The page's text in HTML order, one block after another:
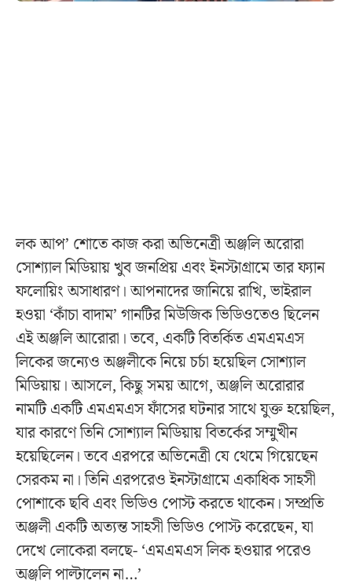
লক আপ’ শোতে কাজ করা অভিনেত্রী অঞ্জলি অরোরা
সোশ্যাল মিডিয়ায় খুব জনপ্রিয় এবং ইনস্টাগ্রামে তার ফ্যান
ফলোয়িং অসাধারণ। আপনাদের জানিয়ে রাখি, ভাইরাল
হওয়া ‘কাঁচা বাদাম’ গানটির মিউজিক ভিডিওতেও ছিলেন
এই অঞ্জলি আরোরা। তবে, একটি বিতর্কিত এমএমএস
লিকের জন্যেও অঞ্জলীকে নিয়ে চর্চা হয়েছিল সোশ্যাল
মিডিয়ায়। আসলে, কিছু সময় আগে, অঞ্জলি অরোরার
নামটি একটি এমএমএস ফাঁসের ঘটনার সাথে যুক্ত হয়েছিল,
যার কারণে তিনি সোশ্যাল মিডিয়ায় বিতর্কের সম্মুখীন
হয়েছিলেন। তবে এরপরে অভিনেত্রী যে থেমে গিয়েছেন
সেরকম না। তিনি এরপরেও ইনস্টাগ্রামে একাধিক সাহসী
পোশাকে ছবি এবং ভিডিও পোস্ট করতে থাকেন। সম্প্রতি
অঞ্জলী একটি অত্যন্ত সাহসী ভিডিও পোস্ট করেছেন, যা
দেখে লোকেরা বলছে- ‘এমএমএস লিক হওয়ার পরেও
অঞ্জলি পাল্টালেন না…’